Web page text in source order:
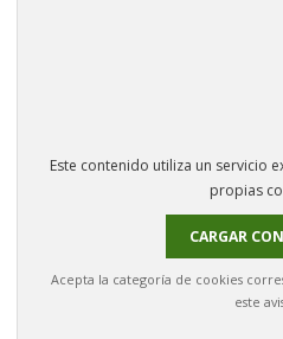
Este contenido utiliza un servicio
propias
CARGAR
Acepta la categoría de cookies
este